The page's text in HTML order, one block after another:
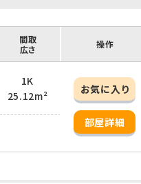
間取
広さ
操作
1K
25.12m²
お気に入り
部屋詳細